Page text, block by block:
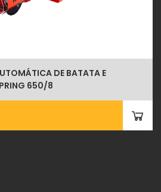
DE BATATA E
650/8